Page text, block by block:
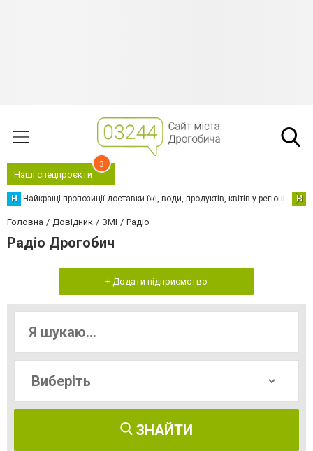
Наші спецпроєкти
3
Н Найкращі пропозиції доставки їжі, води, продуктів, квітів у регіоні Н
Головна Довідник ЗМІ Радіо
Радіо Дрогобич
+ Додати підприємство
ЗНАЙТИ